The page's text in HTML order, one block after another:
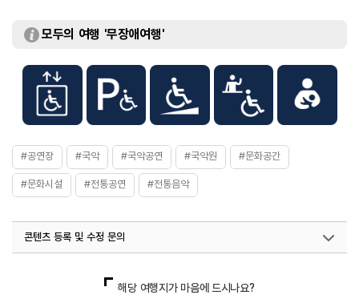
모두의 여행 '무장애여행'
#공연장 #국악 #국악공연 #국악원 #문화공간
#문화시설 #전통공연 #전통음악
콘텐츠 등록 및 수정 문의
열린관광콘텐츠팀(열린관광-모두의여행)
033-738-3425
해당 여행지가 마음에 드시나요?